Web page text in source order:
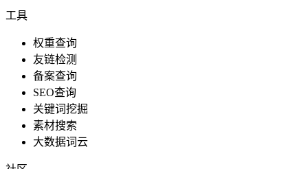
工具
权重查询
友链检测
备案查询
SEO查询
关键词挖掘
素材搜索
大数据词云